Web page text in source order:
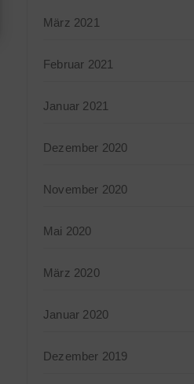
März 2021
Februar 2021
Januar 2021
Dezember 2020
November 2020
Mai 2020
März 2020
Januar 2020
Dezember 2019